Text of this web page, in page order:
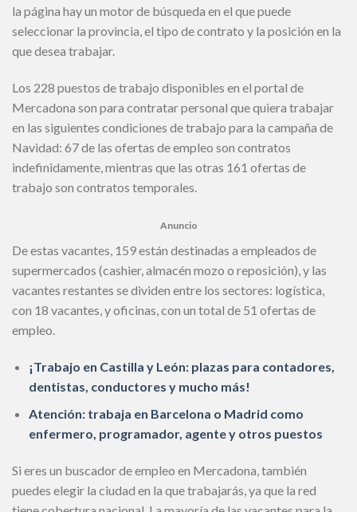
la página hay un motor de búsqueda en el que puede
seleccionar la provincia, el tipo de contrato y la posición en la
que desea trabajar.
Los 228 puestos de trabajo disponibles en el portal de
Mercadona son para contratar personal que quiera trabajar
en las siguientes condiciones de trabajo para la campaña de
Navidad: 67 de las ofertas de empleo son contratos
indefinidamente, mientras que las otras 161 ofertas de
trabajo son contratos temporales.
Anuncio
De estas vacantes, 159 están destinadas a empleados de
supermercados (cashier, almacén mozo o reposición), y las
vacantes restantes se dividen entre los sectores: logística,
con 18 vacantes, y oficinas, con un total de 51 ofertas de
empleo.
¡Trabajo en Castilla y León: plazas para contadores,
dentistas, conductores y mucho más!
Atención: trabaja en Barcelona o Madrid como
enfermero, programador, agente y otros puestos
Si eres un buscador de empleo en Mercadona, también
puedes elegir la ciudad en la que trabajarás, ya que la red